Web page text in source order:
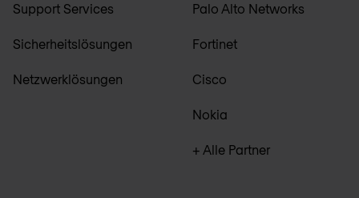
Support Services
Sicherheitslösungen
Netzwerklösungen
Palo Alto Networks
Fortinet
Cisco
Nokia
+ Alle Partner